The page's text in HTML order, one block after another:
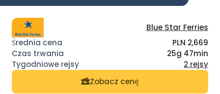
Blue Star Ferries
PLN 2,669
25g 47min
2 rejsy
Zobacz cenę